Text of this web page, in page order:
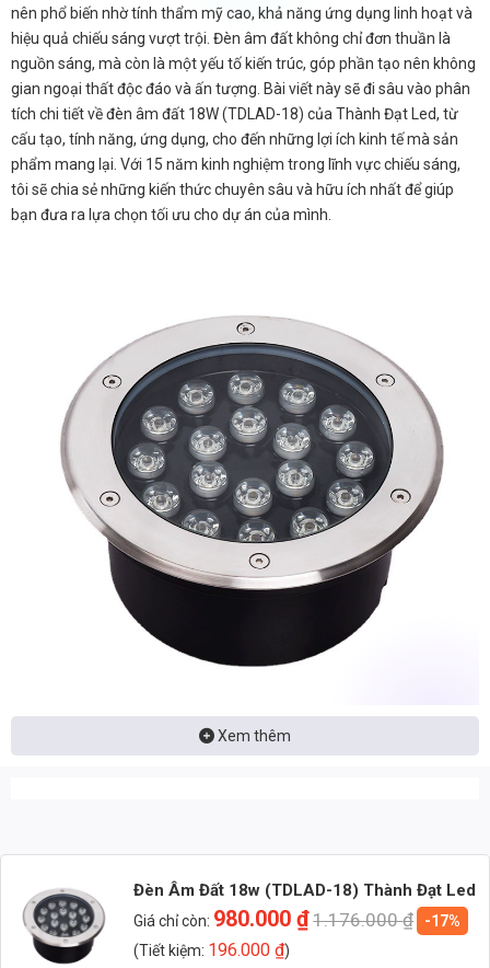
nên phổ biến nhờ tính thẩm mỹ cao, khả năng ứng dụng linh hoạt và
hiệu quả chiếu sáng vượt trội. Đèn âm đất không chỉ đơn thuần là
nguồn sáng, mà còn là một yếu tố kiến trúc, góp phần tạo nên không
gian ngoại thất độc đáo và ấn tượng. Bài viết này sẽ đi sâu vào phân
tích chi tiết về đèn âm đất 18W (TDLAD-18) của Thành Đạt Led, từ
cấu tạo, tính năng, ứng dụng, cho đến những lợi ích kinh tế mà sản
phẩm mang lại. Với 15 năm kinh nghiệm trong lĩnh vực chiếu sáng,
tôi sẽ chia sẻ những kiến thức chuyên sâu và hữu ích nhất để giúp
bạn đưa ra lựa chọn tối ưu cho dự án của mình.
Nhận báo giá đèn LED – tư vấn nhanh & giá tận xưởng
Zalo 2 (Hỗ trợ nhanh)
Xem thêm
Đèn Âm Đất 18w (TDLAD-18) Thành Đạt Led
Giá chỉ còn: 980.000₫1.176.000₫
-17%
(Tiết kiệm: 196.000₫)